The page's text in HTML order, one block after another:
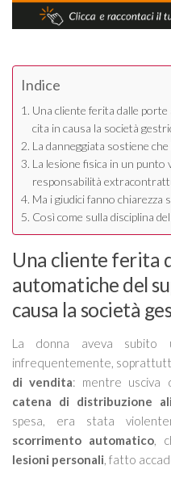
Indice
Una cliente ferita dalle
cita in causa la società
La danneggiata sostiene
La lesione fisica in un
responsabilità
Ma i giudici fanno chiarezza
Così come sulla disciplina
Una cliente ferita
automatiche del
causa la società
La donna aveva subito
infrequentemente,
di vendita: mentre usciva
catena di distribuzione
spesa, era stata
scorrimento automatico,
lesioni personali, fatto